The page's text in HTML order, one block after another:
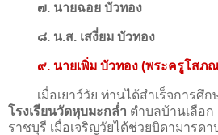
๗. นายฉอย บัวทอง
๘. น.ส. เสงี่ยม บัวทอง
๙. นายเพิ่ม บัวทอง (พระครูโสภ
เมื่อเยาว์วัย ท่านได้สำเร็จการศึก
โรงเรียนวัดหุบมะกล่ำ ตำบลบ้านเลือก
ราชบุรี เมื่อเจริญวัยได้ช่วยบิดามารดา